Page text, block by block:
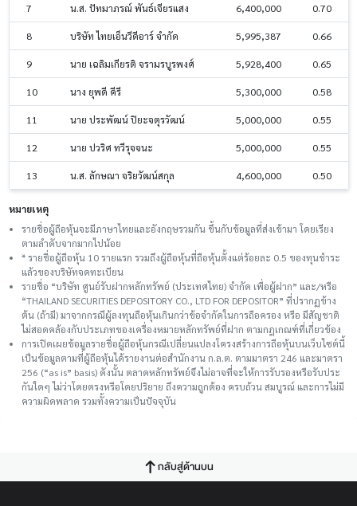
7 น.ส. ปัทมาภรณ์ พันธ์เจียรแสง 6,400,000 0.70
8 บริษัท ไทยเอ็นวีดีอาร์ จำกัด 5,995,387 0.66
9 นาย เฉลิมเกียรติ จรามรบูรพงศ์ 5,928,400 0.65
10 นาง ยุพดี คีรี 5,300,000 0.58
11 นาย ประพัฒน์ ปิยะจตุรวัฒน์ 5,000,000 0.55
12 นาย ปวริศ ทวีรุจจนะ 5,000,000 0.55
13 น.ส. ลักษณา จริยวัฒน์สกุล 4,600,000 0.50
หมายเหตุ
รายชื่อผู้ถือหุ้นจะมีภาษาไทยและอังกฤษรวมกัน ขึ้นกับข้อมูลที่ส่งเข้ามา โดยเรียง
ตามลำดับจากมากไปน้อย
* รายชื่อผู้ถือหุ้น 10 รายแรก รวมถึงผู้ถือหุ้นที่ถือหุ้นตั้งแต่ร้อยละ 0.5 ของทุนชําระ
แล้วของบริษัทจดทะเบียน
รายชื่อ “บริษัท ศูนย์รับฝากหลักทรัพย์ (ประเทศไทย) จำกัด เพื่อผู้ฝาก” และ/หรือ
“THAILAND SECURITIES DEPOSITORY CO., LTD FOR DEPOSITOR” ที่ปรากฏข้าง
ต้น (ถ้ามี) มาจากกรณีผู้ลงทุนถือหุ้นเกินกว่าข้อจำกัดในการถือครอง หรือ มีสัญชาติ
ไม่สอดคล้องกับประเภทของเครื่องหมายหลักทรัพย์ที่ฝาก ตามกฎเกณฑ์ที่เกี่ยวข้อง
การเปิดเผยข้อมูลรายชื่อผู้ถือหุ้นกรณีเปลี่ยนแปลงโครงสร้างการถือหุ้นบนเว็บไซต์นี้
เป็นข้อมูลตามที่ผู้ถือหุ้นได้รายงานต่อสำนักงาน ก.ล.ต. ตามมาตรา 246 และมาตรา
256 (“as is” basis) ดังนั้น ตลาดหลักทรัพย์จึงไม่อาจที่จะให้การรับรองหรือรับประ
กันใดๆ ไม่ว่าโดยตรงหรือโดยปริยาย ถึงความถูกต้อง ครบถ้วน สมบูรณ์ และการไม่มี
ความผิดพลาด รวมทั้งความเป็นปัจจุบัน
กลับสู่ด้านบน